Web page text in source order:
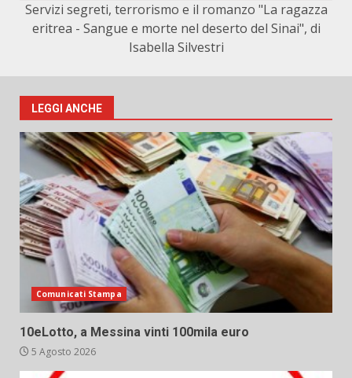
Servizi segreti, terrorismo e il romanzo "La ragazza
eritrea - Sangue e morte nel deserto del Sinai", di
Isabella Silvestri
LEGGI ANCHE
Comunicati Stampa
10eLotto, a Messina vinti 100mila euro
5 Agosto 2026